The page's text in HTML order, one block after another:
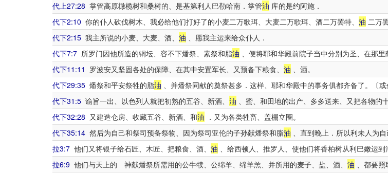
代上27:28 掌管高原橄榄树和桑树的、是基第利人巴勒哈南．掌管油 库的是约阿施．
代下2:10 你的仆人砍伐树木、我必给他们打好了的小麦二万歌珥、大麦二万歌珥、酒二万罢特、 油 二万
代下2:15 我主所说的小麦、大麦、酒、 油 、愿我主运来给众仆人．
代下7:7 所罗门因他所造的铜坛、容不下燔祭、素祭和脂油 、便将耶和华殿前院子当中分别为圣、在那
代下11:11 罗波安又坚固各处的保障、在其中安置军长、又预备下粮食、 油 、酒。
代下29:35 燔祭和平安祭牲的脂油 、并燔祭同献的奠祭甚多．这样、耶和华殿中的事务俱都齐备了。〔或
代下31:5 谕旨一出、以色列人就把初熟的五谷、新酒、 油 、蜜、和田地的出产、多多送来、又把各物的
代下32:28 又建造仓房、收藏五谷、新酒、和油 ．又为各类牲畜、盖棚立圈。
代下35:14 然后为自己和祭司预备祭物、因为祭司亚伦的子孙献燔祭和脂油 、直到晚上．所以利未人为
拉3:7 他们又将银子给石匠、木匠、把粮食、酒、 油 、给西顿人、推罗人、使他们将香柏树从利巴嫩运
拉6:9 他们与天上的 神献燔祭所需用的公牛犊、公绵羊、绵羊羔、并所用的麦子、盐、酒、 油 、都要照